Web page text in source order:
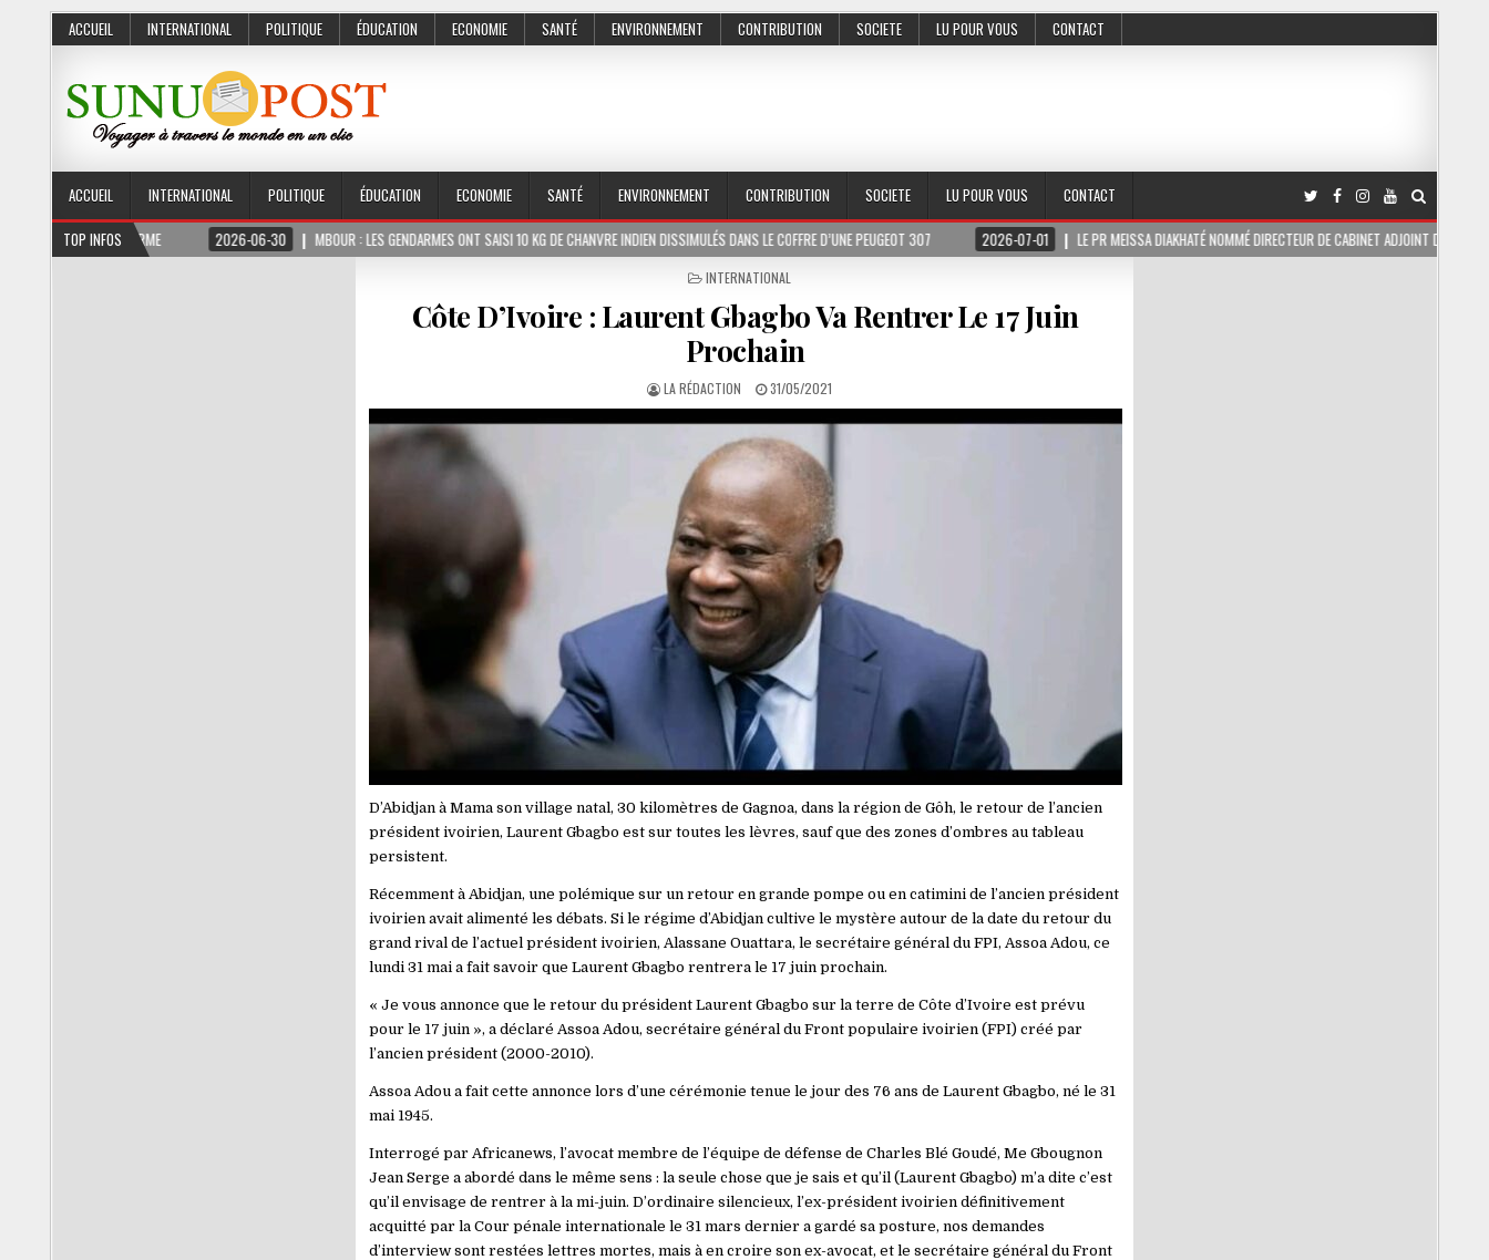
ACCUEIL INTERNATIONAL POLITIQUE ÉDUCATION ECONOMIE SANTÉ ENVIRONNEMENT CONTRIBUTION SOCIETE LU POUR VOUS CONTACT
ACCUEIL INTERNATIONAL POLITIQUE ÉDUCATION ECONOMIE SANTÉ ENVIRONNEMENT CONTRIBUTION SOCIETE LU POUR VOUS
CONTACT
TOP INFOS2026-06-30 MBOUR : LES GENDARMES ONT SAISI 10 KG DE CHANVRE INDIEN DISSIMULÉS DANS LE COFFRE D’UNE PEUGEOT 307 2026-07-01 LE PR MEISSA DIAKHATÉ NOMMÉ DIRECTEUR DE CABINET ADJOINT DU PRÉSIDENT DE LA
POSTED
INTERNATIONAL
Côte D’Ivoire : Laurent Gbagbo Va Rentrer Le 17 Juin
Prochain
LA RÉDACTION 31/05/2021
D’Abidjan à Mama son village natal, 30 kilomètres de Gagnoa, dans la région de Gôh, le retour de l’ancien
président ivoirien, Laurent Gbagbo est sur toutes les lèvres, sauf que des zones d’ombres au tableau
persistent.
Récemment à Abidjan, une polémique sur un retour en grande pompe ou en catimini de l’ancien président
ivoirien avait alimenté les débats. Si le régime d’Abidjan cultive le mystère autour de la date du retour du
grand rival de l’actuel président ivoirien, Alassane Ouattara, le secrétaire général du FPI, Assoa Adou, ce
lundi 31 mai a fait savoir que Laurent Gbagbo rentrera le 17 juin prochain.
« Je vous annonce que le retour du président Laurent Gbagbo sur la terre de Côte d’Ivoire est prévu
pour le 17 juin », a déclaré Assoa Adou, secrétaire général du Front populaire ivoirien (FPI) créé par
l’ancien président (2000-2010).
Assoa Adou a fait cette annonce lors d’une cérémonie tenue le jour des 76 ans de Laurent Gbagbo, né le 31
mai 1945.
Interrogé par Africanews, l’avocat membre de l’équipe de défense de Charles Blé Goudé, Me Gbougnon
Jean Serge a abordé dans le même sens : la seule chose que je sais et qu’il (Laurent Gbagbo) m’a dite c’est
qu’il envisage de rentrer à la mi-juin. D’ordinaire silencieux, l’ex-président ivoirien définitivement
acquitté par la Cour pénale internationale le 31 mars dernier a gardé sa posture, nos demandes
d’interview sont restées lettres mortes, mais à en croire son ex-avocat, et le secrétaire général du Front